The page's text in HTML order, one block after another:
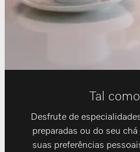
Tal
Desfrute de
preparadas ou do seu
suas preferências